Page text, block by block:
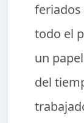
feriados
todo el
un
del